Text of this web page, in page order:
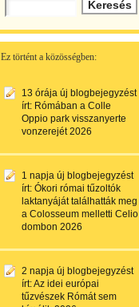
Ez történt a közösségben:
13 órája új blogbejegyzést
írt: Rómában a Colle
Oppio park visszanyerte
vonzerejét 2026
1 napja új blogbejegyzést
írt: Ókori római tűzoltók
laktanyáját találhatták meg
a Colosseum melletti Celio
dombon 2026
2 napja új blogbejegyzést
írt:Az idei európai
tűzvészek Rómát sem